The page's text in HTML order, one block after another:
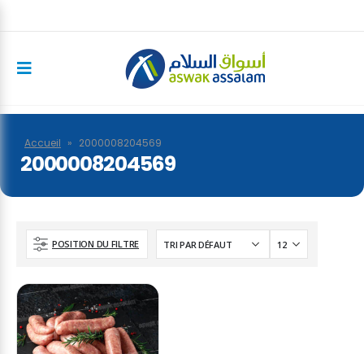
Accueil » 2000008204569
2000008204569
POSITION DU FILTRE